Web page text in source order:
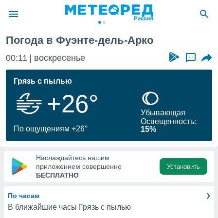
о
Вы можете
к этому
доступ
Погода в Фуэнте-дель-Арко
00:11 воскресенье ...
Грязь с пылью
+26°
По ощущениям +26°
Убывающая
Освещенность:
15%
Наслаждайтесь нашим
приложением совершенно
БЕСПЛАТНО
Установить
По часам
В ближайшие часы Грязь с пылью